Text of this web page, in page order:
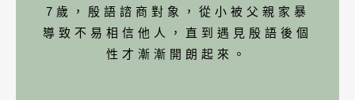
7歲，殷語諮商對象，從小被父親家暴
導致不易相信他人，直到遇見殷語後個
性才漸漸開朗起來。